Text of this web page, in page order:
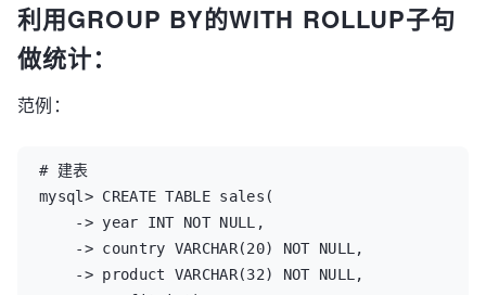
利用GROUP BY的WITH ROLLUP子句
做统计：
范例：
# 建表
mysql> CREATE TABLE sales(